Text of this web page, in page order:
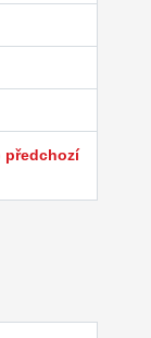
předchozí